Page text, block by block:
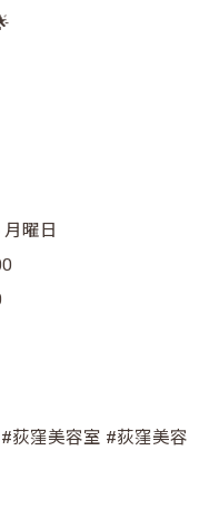
曜日
荻窪美容室 #荻窪美容